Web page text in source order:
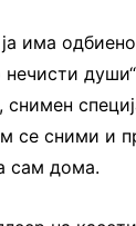
има одбиено
нечисти
снимен
се сними и
сам дома.